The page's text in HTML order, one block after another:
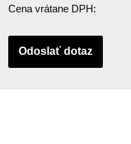
Cena vrátane DPH:
Odoslať dotaz